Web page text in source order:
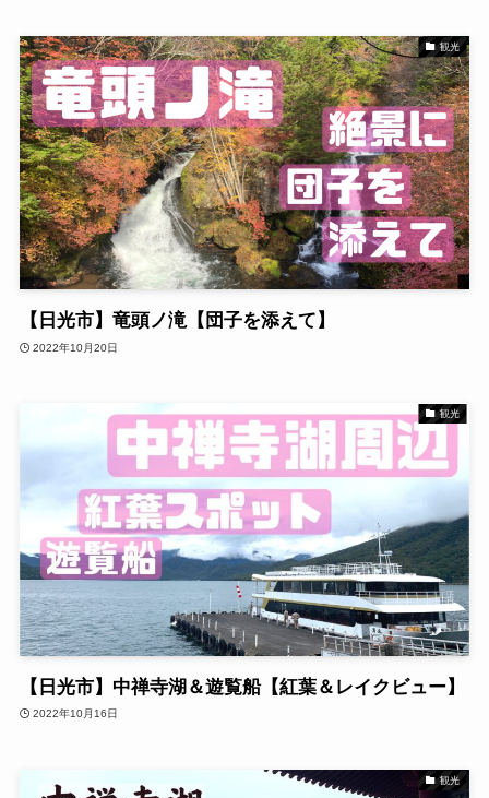
観光
【日光市】竜頭ノ滝【団子を添えて】
2022年10月20日
観光
【日光市】中禅寺湖＆遊覧船【紅葉＆レイクビュー】
2022年10月16日
観光